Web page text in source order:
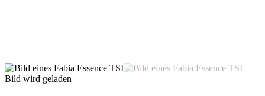
Bild wird geladen